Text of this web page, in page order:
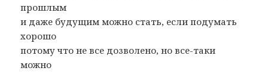
прошлым
и даже будущим можно стать, если подумать
хорошо
потому что не все дозволено, но все-таки
можно